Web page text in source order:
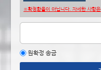
※확정환율이 아닙니다. 자세한 사항은
원확정 송금